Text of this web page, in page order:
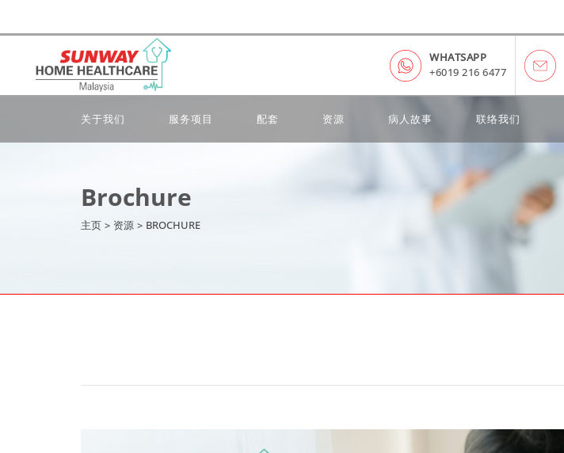
WHATSAPP
+6019 216 6477
关于我们 服务项目 配套 资源 病人故事 联络我们
Brochure
主页 > 资源 > BROCHURE